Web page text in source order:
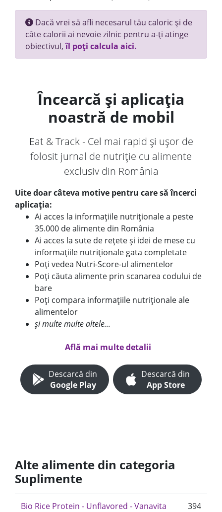
Dacă vrei să afli necesarul tău caloric și de
câte calorii ai nevoie zilnic pentru a-ți atinge
obiectivul,îl poți calcula aici.
Încearcă și aplicația
noastră de mobil
Eat & Track - Cel mai rapid și ușor de
folosit jurnal de nutriție cu alimente
exclusiv din România
Uite doar câteva motive pentru care să încerci
aplicația:
Ai acces la informațiile nutriționale a peste
35.000 de alimente din România
Ai acces la sute de rețete și idei de mese cu
informațiile nutriționale gata completate
Poți vedea Nutri-Score-ul alimentelor
Poți căuta alimente prin scanarea codului de
bare
Poți compara informațiile nutriționale ale
alimentelor
și multe multe altele...
Află mai multe detalii
Descarcă din
Google Play
Descarcă din
App Store
Alte alimente din categoria
Suplimente
Bio Rice Protein - Unflavored - Vanavita
394